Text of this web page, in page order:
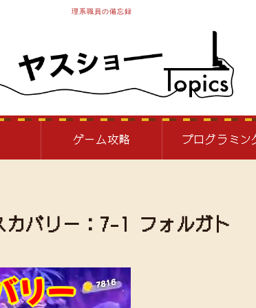
理系職員の備忘録
ゲーム攻略 プログラミン
カバリー：7-1 フォルガト